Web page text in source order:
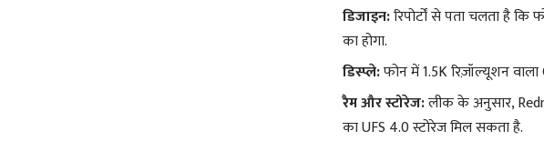
डिजाइन:रिपोर्टों से पता चलता है
का होगा.
डिस्प्ले:फोन में 1.5K रिज़ॉल्यूशन
रैम और स्टोरेज:लीक के अनुसार,
का UFS 4.0 स्टोरेज मिल सकता है.